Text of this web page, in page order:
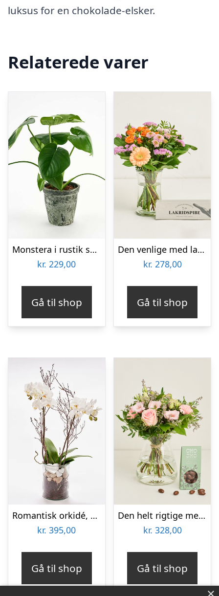
luksus for en chokolade-elsker.
Relaterede varer
Monstera i rustik skjuler – Send blomster med Bloomit
kr. 229,00
Gå til shop
Den venlige med lakridspibe
kr. 278,00
Gå til shop
Romantisk orkidé, floristens valg – Send blomster med Bloomit
kr. 395,00
Gå til shop
Den helt rigtige med flødechokolade mandler
kr. 328,00
Gå til shop